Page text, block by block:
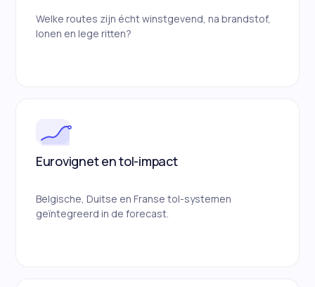
Welke routes zijn écht winstgevend, na brandstof,
lonen en lege ritten?
Eurovignet en tol-impact
Belgische, Duitse en Franse tol-systemen
geïntegreerd in de forecast.